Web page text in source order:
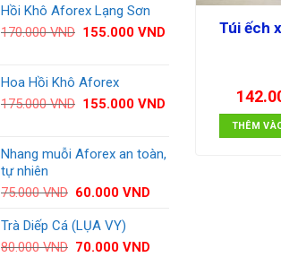
90.000 VND.
80.000 VND.
Hồi Khô Aforex Lạng Sơn
170.000VND Giá
170.000 VND.
155.000VND
155.000 VND.
Hoa Hồi Khô Aforex
175.000VND Giá
175.000 VND.
155.000VND
là:
Nhang muỗi Aforex an toàn,
tự nhiên
75.000VND Giá
là:
75.000 VND.
60.000VND
Trà Diếp Cá (LỤA VY)
80.000VND Giá
70.000VND
Túi ếch
THÊM